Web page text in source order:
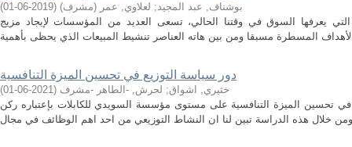
بوشناف, عبد المجيد; لعلاوي, عمر (مشرف) (
2019-06-01
)
يعرفها السوق في وقتنا الحالي، تسعى العديد من المؤسسات لإيجاد مزيج
دور سياسة التوزيع في تحسين الميزة التنافسية
خثيري, اشواق; لحرش, -الطاهر -مشرف (
2021-06-01
)
في تحسين الميزة التنافسية على مستوى مؤسسة السويدي للكابلات بإعتباره ركن